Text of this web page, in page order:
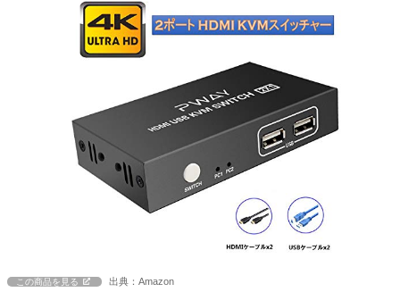
この商品を見る 出典：Amazon